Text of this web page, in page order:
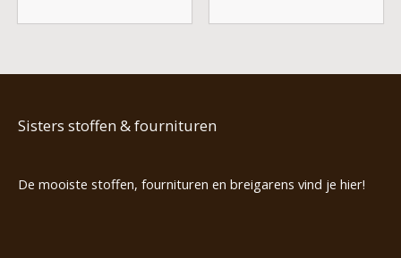
Sisters stoffen & fournituren
De mooiste stoffen, fournituren en breigarens vind je hier!